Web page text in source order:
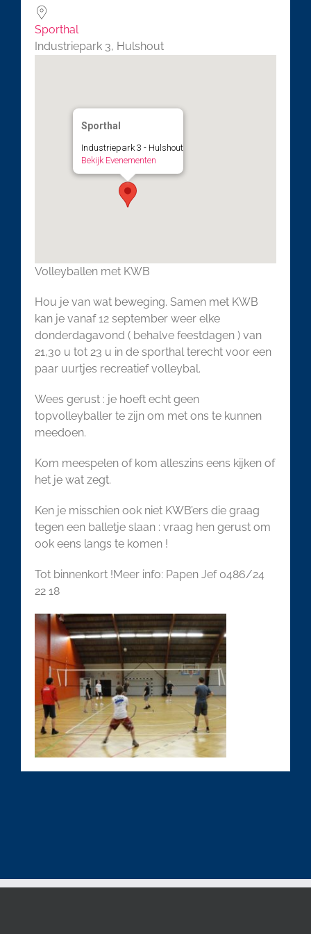
Sporthal
Industriepark 3, Hulshout
Sporthal
Industriepark 3 - Hulshout
Bekijk Evenementen
Volleyballen met KWB
Hou je van wat beweging. Samen met KWB
kan je vanaf 12 september weer elke
donderdagavond ( behalve feestdagen ) van
21,30 u tot 23 u in de sporthal terecht voor een
paar uurtjes recreatief volleybal.
Wees gerust : je hoeft echt geen
topvolleyballer te zijn om met ons te kunnen
meedoen.
Kom meespelen of kom alleszins eens kijken of
het je wat zegt.
Ken je misschien ook niet KWB’ers die graag
tegen een balletje slaan : vraag hen gerust om
ook eens langs te komen !
Tot binnenkort !Meer info: Papen Jef 0486/24
22 18